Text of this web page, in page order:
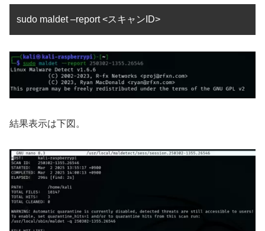
sudo maldet –report <スキャンID>
結果表示は下図。